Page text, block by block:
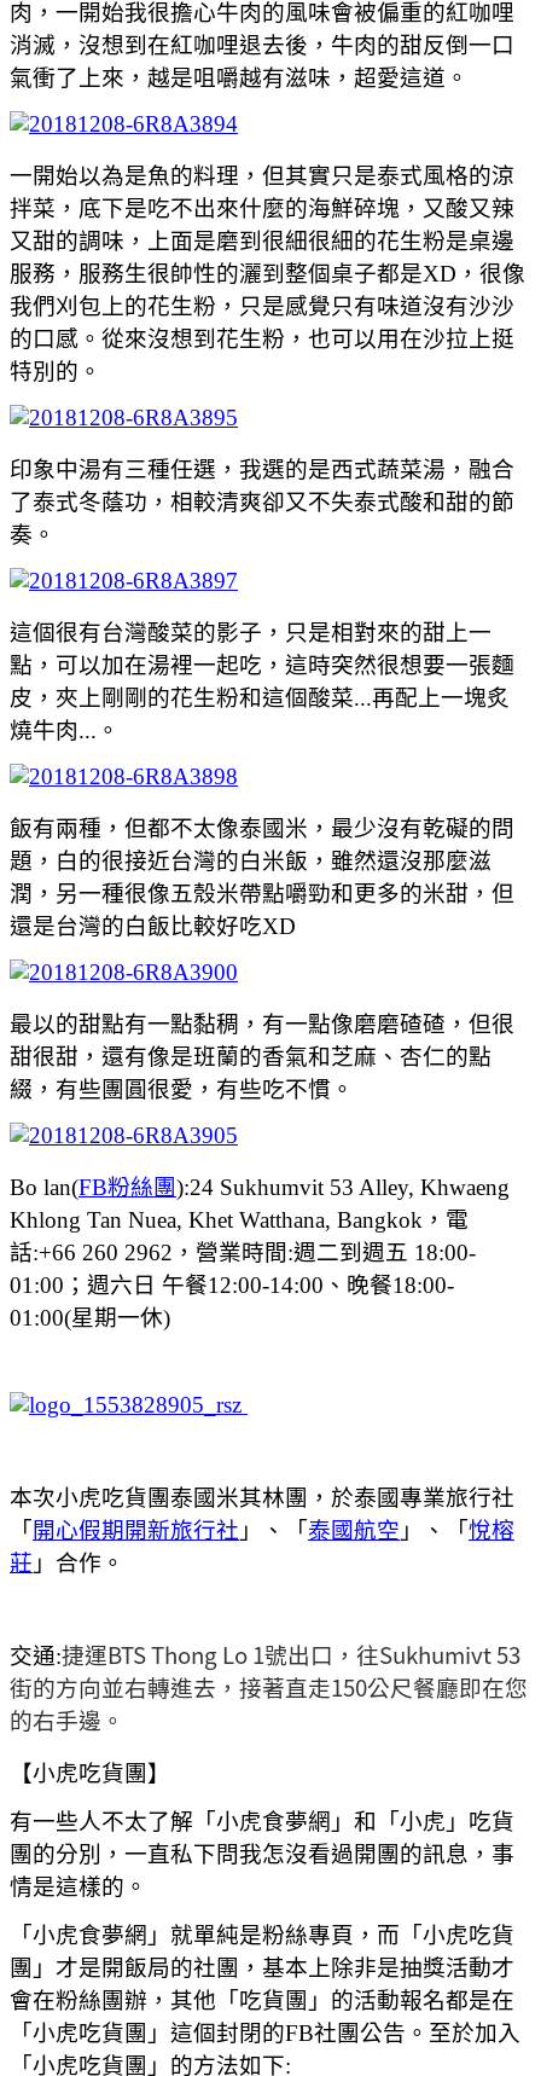
肉，一開始我很擔心牛肉的風味會被偏重的紅咖哩
消滅，沒想到在紅咖哩退去後，牛肉的甜反倒一口
氣衝了上來，越是咀嚼越有滋味，超愛這道。
一開始以為是魚的料理，但其實只是泰式風格的涼
拌菜，底下是吃不出來什麼的海鮮碎塊，又酸又辣
又甜的調味，上面是磨到很細很細的花生粉是桌邊
服務，服務生很帥性的灑到整個桌子都是XD，很像
我們刈包上的花生粉，只是感覺只有味道沒有沙沙
的口感。從來沒想到花生粉，也可以用在沙拉上挺
特別的。
印象中湯有三種任選，我選的是西式蔬菜湯，融合
了泰式冬蔭功，相較清爽卻又不失泰式酸和甜的節
奏。
這個很有台灣酸菜的影子，只是相對來的甜上一
點，可以加在湯裡一起吃，這時突然很想要一張麵
皮，夾上剛剛的花生粉和這個酸菜...再配上一塊炙
燒牛肉...。
飯有兩種，但都不太像泰國米，最少沒有乾礙的問
題，白的很接近台灣的白米飯，雖然還沒那麼滋
潤，另一種很像五殼米帶點嚼勁和更多的米甜，但
還是台灣的白飯比較好吃XD
最以的甜點有一點黏稠，有一點像磨磨碴碴，但很
甜很甜，還有像是班蘭的香氣和芝麻、杏仁的點
綴，有些團圓很愛，有些吃不慣。
Bo lan(FB粉絲團):24 Sukhumvit 53 Alley, Khwaeng
Khlong Tan Nuea, Khet Watthana, Bangkok，電
話:+66 260 2962，營業時間:週二到週五 18:00-
01:00；週六日 午餐12:00-14:00、晚餐18:00-
01:00(星期一休)
本次小虎吃貨團泰國米其林團，於泰國專業旅行社
「 開心假期開新旅行社 」、「 泰國航空 」、「 悅榕
莊 」合作。
交通:捷運BTS Thong Lo 1號出口，往Sukhumivt 53
街的方向並右轉進去，接著直走150公尺餐廳即在您
的右手邊。
【小虎吃貨團】
有一些人不太了解「小虎食夢網」和「小虎」吃貨
團的分別，一直私下問我怎沒看過開團的訊息，事
情是這樣的。
「小虎食夢網」就單純是粉絲專頁，而「小虎吃貨
團」才是開飯局的社團，基本上除非是抽獎活動才
會在粉絲團辦，其他「吃貨團」的活動報名都是在
「小虎吃貨團」這個封閉的FB社團公告。至於加入
「小虎吃貨團」的方法如下: